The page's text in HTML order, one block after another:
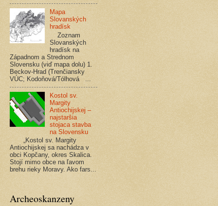
Mapa
Slovanských
hradísk
Zoznam
Slovanských
hradísk na
Západnom a Strednom
Slovensku (viď mapa dolu) 1.
Beckov-Hrad (Trenčiansky
VÚC; Kodoňová/Tólhová ...
Kostol sv.
Margity
Antiochijskej –
najstaršia
stojaca stavba
na Slovensku
„Kostol sv. Margity
Antiochijskej sa nachádza v
obci Kopčany, okres Skalica.
Stojí mimo obce na ľavom
brehu rieky Moravy. Ako fars...
Archeoskanzeny